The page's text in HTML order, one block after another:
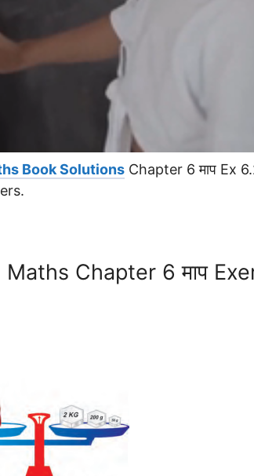
Book Solutions Chapter 6 माप Ex
Chapter 6 माप